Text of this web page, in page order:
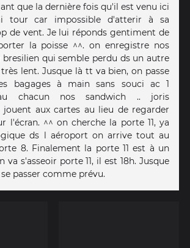
que la dernière fois qu'il est venu ici
tour car impossible d'atterir à sa
de vent. Je lui réponds gentiment de
la poisse ^^. on enregistre nos
bresilien qui semble perdu ds un autre
lent. Jusque là tt va bien, on passe
bagages à main sans souci ac 1
chacun nos sandwich .. joris
aux cartes au lieu de regarder
l'écran. ^^ on cherche la porte 11, ya
ds l aéroport on arrive tout au
8. Finalement la porte 11 est à un
va s'asseoir porte 11, il est 18h. Jusque
passer comme prévu.